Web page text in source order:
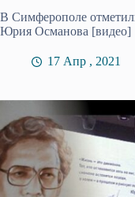
В Симферополе
Юрия Османова [видео]
17 Апр , 2021